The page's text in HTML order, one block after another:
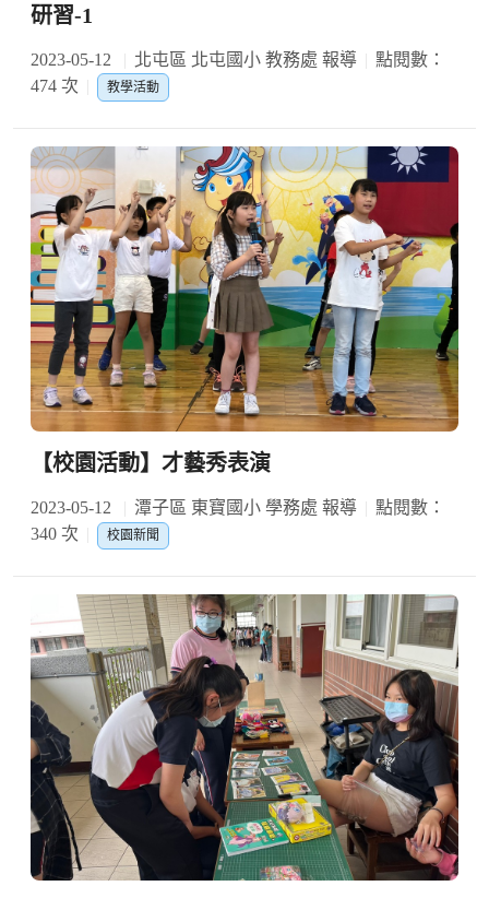
研習-1
2023-05-12 北屯區 北屯國小 教務處 報導
點閱數：
474 次
教學活動
【校園活動】才藝秀表演
2023-05-12 潭子區 東寶國小 學務處 報導
點閱數：
340 次
校園新聞